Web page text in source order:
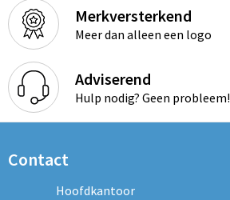
Merkversterkend
Meer dan alleen een logo
Adviserend
Hulp nodig? Geen probleem!
Contact
Hoofdkantoor